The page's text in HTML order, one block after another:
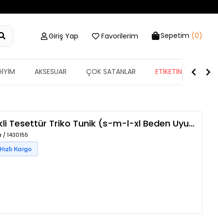
Giriş Yap Favorilerim Sepetim (0)
AKSESUAR ÇOK SATANLAR ETİKETİN YARISI
Bisiklet Yaka Çift Renkli Tesettür Triko Tunik (s-m-l-xl Beden Uyumludur.)
/ 1430155